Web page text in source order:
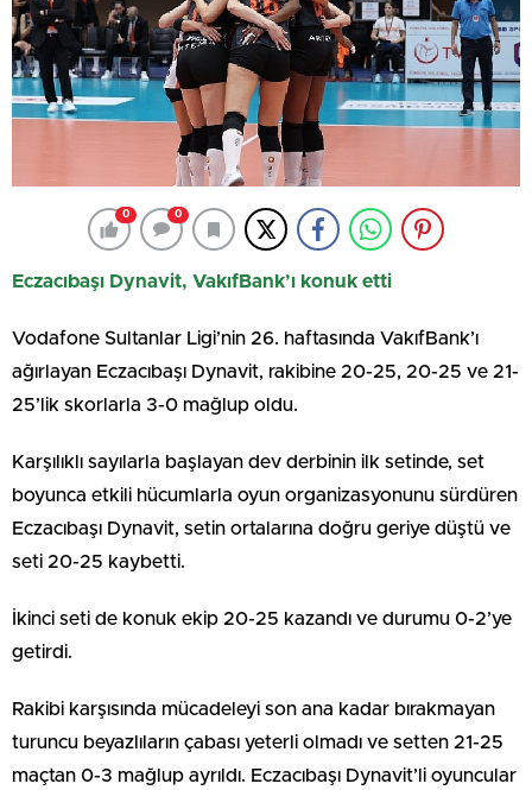
0 0
Eczacıbaşı Dynavit, VakıfBank’ı konuk etti
Vodafone Sultanlar Ligi’nin 26. haftasında VakıfBank’ı
ağırlayan Eczacıbaşı Dynavit, rakibine 20-25, 20-25 ve 21-
25’lik skorlarla 3-0 mağlup oldu.
Karşılıklı sayılarla başlayan dev derbinin ilk setinde, set
boyunca etkili hücumlarla oyun organizasyonunu sürdüren
Eczacıbaşı Dynavit, setin ortalarına doğru geriye düştü ve
seti 20-25 kaybetti.
İkinci seti de konuk ekip 20-25 kazandı ve durumu 0-2’ye
getirdi.
Rakibi karşısında mücadeleyi son ana kadar bırakmayan
turuncu beyazlıların çabası yeterli olmadı ve setten 21-25
maçtan 0-3 mağlup ayrıldı. Eczacıbaşı Dynavit’li oyuncular